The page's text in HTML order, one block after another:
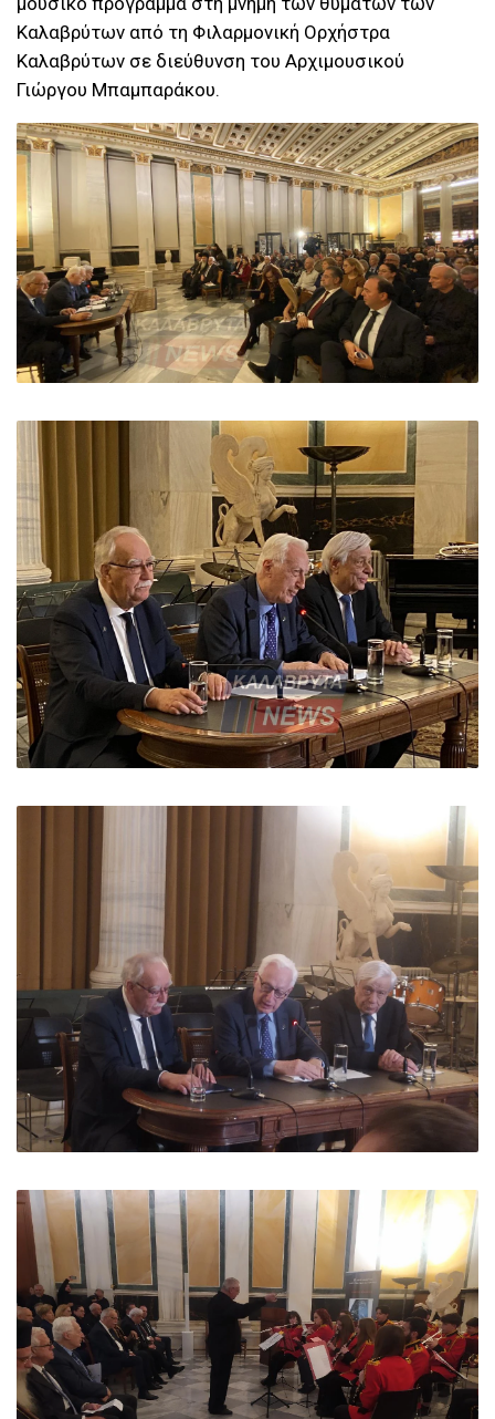
Καλαβρύτων από τη Φιλαρμονική Ορχήστρα
Καλαβρύτων σε διεύθυνση του Αρχιμουσικού
Γιώργου Μπαμπαράκου.